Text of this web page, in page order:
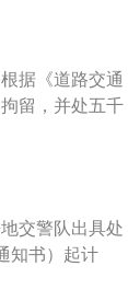
驾照后最少
应法律规定的
主在严重违规
据《道路交通
留，并处五千
《道路交通安
；2、饮酒后
元以下罚款；
日以下拘留，
机动车的，
发生重大交
交警队出具处
知书）起计
安机关交通管